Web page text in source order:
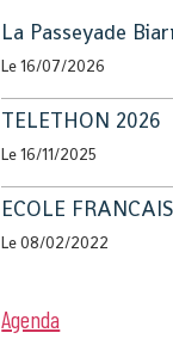
La Passeyade
Le 16/07/2026
TELETHON 2026
Le 16/11/2025
ECOLE
Le 08/02/2022
Agenda